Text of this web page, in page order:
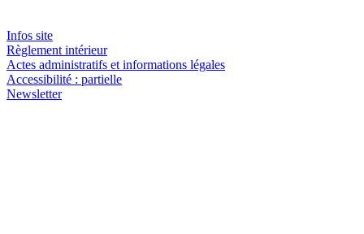
Infos site
Règlement intérieur
Actes administratifs et informations légales
Accessibilité : partielle
Newsletter